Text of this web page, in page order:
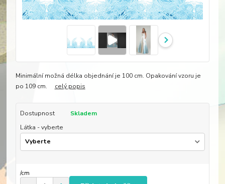
Minimální možná délka objednání je 100 cm. Opakování vzoru je
po 109 cm. celý popis
Dostupnost
Skladem
Látka - vyberte
/cm